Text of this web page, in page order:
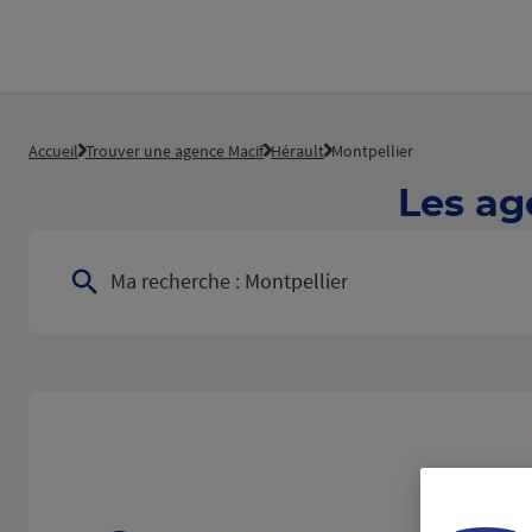
Accueil Trouver une agence Macif Hérault Montpellier
Les
Ma recherche : Montpellier